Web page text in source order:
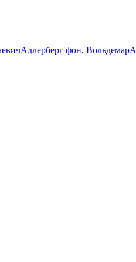
Адлерберг фон, Вольдемар